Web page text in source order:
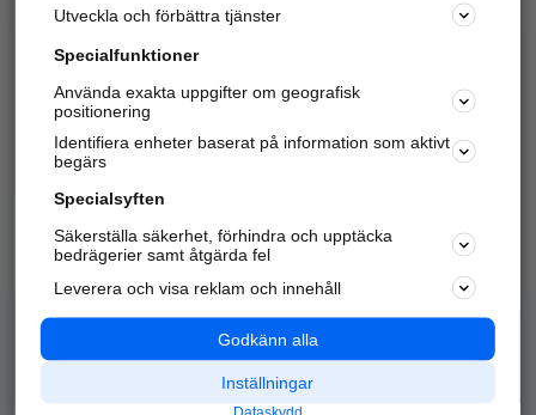
Marknadsför företaget
Kom igång och annonsera mot
samarbetspartners nära dig.
Alla kategorier
Populära sökningar
API & Kartor
Annonsera
Integritet
Nödnummer
Utveckla och förbättra tjänster
Specialfunktioner
Använda exakta uppgifter om geografisk
positionering
Identifiera enheter baserat på information som aktivt
begärs
Specialsyften
Säkerställa säkerhet, förhindra och upptäcka
bedrägerier samt åtgärda fel
Leverera och visa reklam och innehåll
Godkänn alla
Inställningar
Dataskydd